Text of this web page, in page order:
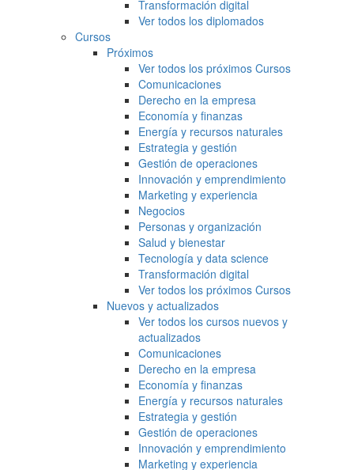
Transformación digital
Ver todos los diplomados
Cursos
Próximos
Ver todos los próximos Cursos
Comunicaciones
Derecho en la empresa
Economía y finanzas
Energía y recursos naturales
Estrategia y gestión
Gestión de operaciones
Innovación y emprendimiento
Marketing y experiencia
Negocios
Personas y organización
Salud y bienestar
Tecnología y data science
Transformación digital
Ver todos los próximos Cursos
Nuevos y actualizados
Ver todos los cursos nuevos y
actualizados
Comunicaciones
Derecho en la empresa
Economía y finanzas
Energía y recursos naturales
Estrategia y gestión
Gestión de operaciones
Innovación y emprendimiento
Marketing y experiencia